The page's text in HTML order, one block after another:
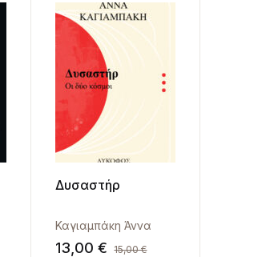
Γιαλούρης Γιώργος,Γιώτσας Γιώργος
Δυσαστήρ
Καγιαμπάκη Άννα
13,00€ 15,00€